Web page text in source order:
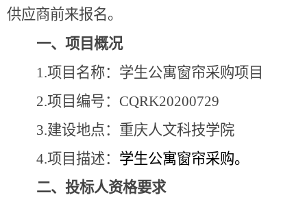
供应商前来报名。
一、项目概况
1.项目名称：学生公寓窗帘采购项目
2.项目编号： CQRK20200729
3.建设地点：重庆人文科技学院
4.项目描述： 学生公寓窗帘采购。
二、投标人资格要求